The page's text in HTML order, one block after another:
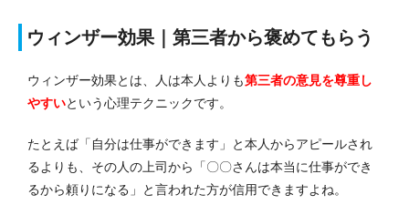
ウィンザー効果｜第三者から褒めてもらう
ウィンザー効果とは、人は本人よりも第三者の意見を尊重し
やすいという心理テクニックです。
たとえば「自分は仕事ができます」と本人からアピールされ
るよりも、その人の上司から「〇〇さんは本当に仕事ができ
るから頼りになる」と言われた方が信用できますよね。